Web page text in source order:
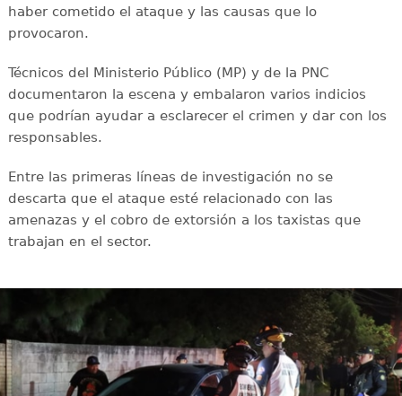
haber cometido el ataque y las causas que lo
provocaron.
Técnicos del Ministerio Público (MP) y de la PNC
documentaron la escena y embalaron varios indicios
que podrían ayudar a esclarecer el crimen y dar con los
responsables.
Entre las primeras líneas de investigación no se
descarta que el ataque esté relacionado con las
amenazas y el cobro de extorsión a los taxistas que
trabajan en el sector.